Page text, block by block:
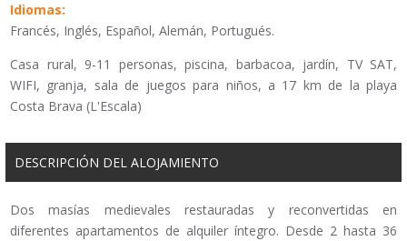
Idiomas:
Francés, Inglés, Español, Alemán, Portugués.
Casa rural, 9-11 personas, piscina, barbacoa, jardín, TV SAT,
WIFI, granja, sala de juegos para niños, a 17 km de la playa
Costa Brava (L'Escala)
DESCRIPCIÓN DEL ALOJAMIENTO
Dos masías medievales restauradas y reconvertidas en
diferentes apartamentos de alquiler íntegro. Desde 2 hasta 36